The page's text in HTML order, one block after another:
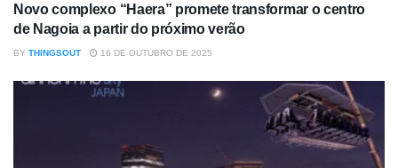
Novo complexo “Haera” promete transformar o centro
de Nagoia a partir do próximo verão
BY THINGSOUT 16 DE OUTUBRO DE 2025